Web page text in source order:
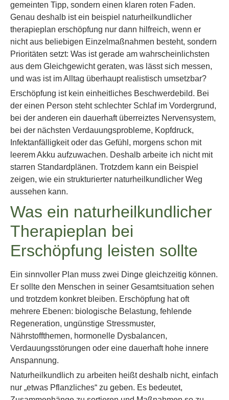
gemeinten Tipp, sondern einen klaren roten Faden.
Genau deshalb ist ein beispiel naturheilkundlicher
therapieplan erschöpfung nur dann hilfreich, wenn er
nicht aus beliebigen Einzelmaßnahmen besteht, sondern
Prioritäten setzt: Was ist gerade am wahrscheinlichsten
aus dem Gleichgewicht geraten, was lässt sich messen,
und was ist im Alltag überhaupt realistisch umsetzbar?
Erschöpfung ist kein einheitliches Beschwerdebild. Bei
der einen Person steht schlechter Schlaf im Vordergrund,
bei der anderen ein dauerhaft überreiztes Nervensystem,
bei der nächsten Verdauungsprobleme, Kopfdruck,
Infektanfälligkeit oder das Gefühl, morgens schon mit
leerem Akku aufzuwachen. Deshalb arbeite ich nicht mit
starren Standardplänen. Trotzdem kann ein Beispiel
zeigen, wie ein strukturierter naturheilkundlicher Weg
aussehen kann.
Was ein naturheilkundlicher
Therapieplan bei
Erschöpfung leisten sollte
Ein sinnvoller Plan muss zwei Dinge gleichzeitig können.
Er sollte den Menschen in seiner Gesamtsituation sehen
und trotzdem konkret bleiben. Erschöpfung hat oft
mehrere Ebenen: biologische Belastung, fehlende
Regeneration, ungünstige Stressmuster,
Nährstoffthemen, hormonelle Dysbalancen,
Verdauungsstörungen oder eine dauerhaft hohe innere
Anspannung.
Naturheilkundlich zu arbeiten heißt deshalb nicht, einfach
nur „etwas Pflanzliches“ zu geben. Es bedeutet,